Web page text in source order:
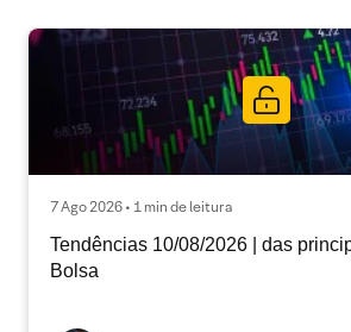
7 Ago 2026 • 1 min de leitura
Tendências 10/08/2026 | das
Bolsa